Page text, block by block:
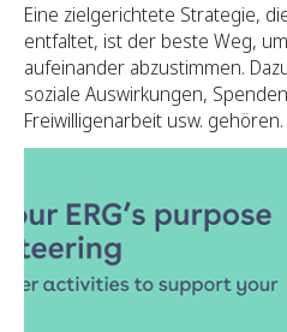
Eine zielgerichtete Strategie,
entfaltet, ist der beste Weg, um
aufeinander abzustimmen.
soziale Auswirkungen,
Freiwilligenarbeit usw. gehören.